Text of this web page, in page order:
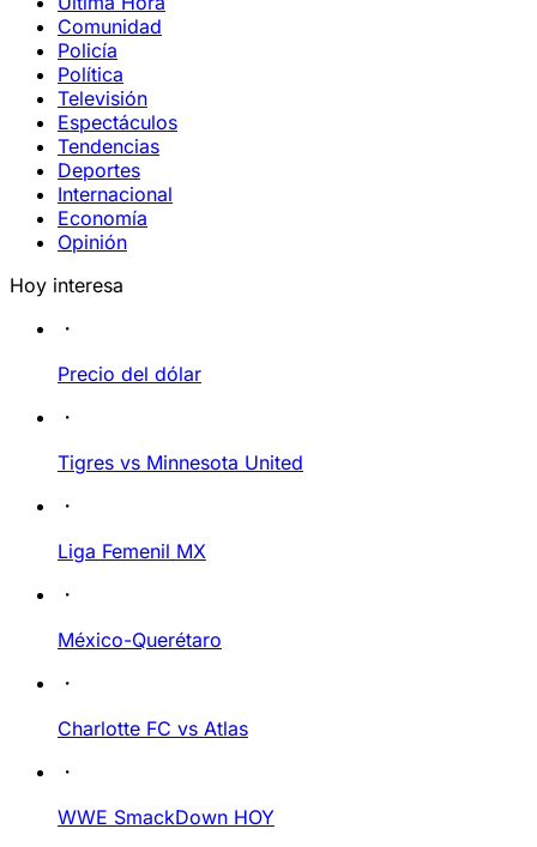
Comunidad
Policía
Política
Televisión
Espectáculos
Tendencias
Deportes
Internacional
Economía
Opinión
Hoy interesa
Precio del dólar
Tigres vs Minnesota United
Liga Femenil MX
México-Querétaro
Charlotte FC vs Atlas
WWE SmackDown HOY